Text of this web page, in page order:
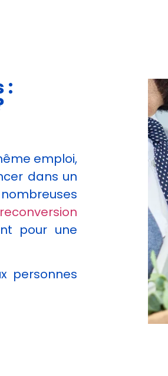
:
emploi,
dans un
reconversion
pour une
personnes